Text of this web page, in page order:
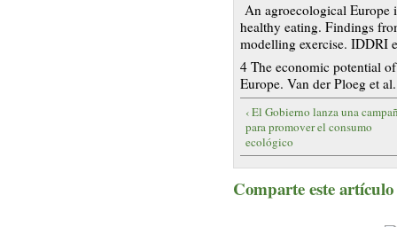
An agroecological
healthy eating. Findings
modelling exercise. IDDRI
4 The economic potential
Europe. Van der Ploeg et
‹ El Gobierno lanza una
para promover el consumo
ecológico
Comparte este artículo